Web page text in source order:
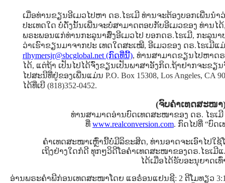
ເມື່ອທ່ານຂຽນອີເມວໄປຫາ ດຣ.ໄຮເມີ ທ່ານຈະຕ້ອງບອກເພີ່ນນໍ
ປະເທດໃດ ບໍ່ດັ່ງນັ້ນເພີ່ນຈະບໍ່ສາມາດຕອບກັບອີເມວຂອງ ທ່ານໄ
ພຣະພອນແກ່ທ່ານກະລຸນາສົ່ງອີເມວໄປ ບອກດຣ.ໄຮເມີ, ກະລຸນາ
ວ່າເຮົາຂຽນມາຈາກປະ ເທດໃດສະເໝີ, ອີເມວຂອງ ດຣ.ໄຮເມີແ
rlhymersjr@sbcglobal.net (ກົດທີ່ນີ້), ທ່ານສາມາດຂຽນໄປຫາດ
ໄດ້, ແຕ່ຖ້າ ເປັນໄປໄດ້ຈົ່ງຂຽນເປັນພາສາອັງກິດ.ຖ້າຢາກຈະຂຽ
ໄປສະນີທີ່ຢູ່ຂອງເພີ່ນແມ່ນ P.O. Box 15308, Los Angeles, CA
ໄດ້ທີ່ເບີ (818)352-0452.
(ຈົບຄຳເທດສະໜາ
ທ່ານສາມາດອ່ານບົດເທດສະໜາຂອງ ດຣ. ໄຮເມີ
ທີ່ www.realconversion.com. ກົດໄປທີ່ “ບົດ
ຄໍາເທດສະໜາເຫຼົ່ານີ້ບໍ່ມີລິຂະສິດ, ທ່ານອາດຈະເອົາໄປໃ
ເຖິງຢ່າງໃດກໍດີ ທຸກໆວິດີໂອຄໍາເທດສະໜາຂອງດຣ.ໄຮເມີ
ໄດ້ເມື່ອໄດ້ຮັບອະນຸຍາດເ
ອ່ານພຣະຄໍາພີກ່ອນເທດສະໜາໂດຍ ແອຣ໋ອນແຢນຊີ: 2 ຕີໂມທຽວ